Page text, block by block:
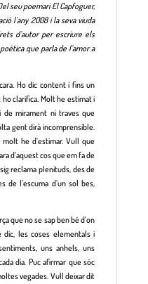
seu poemari El Capfoguer,
l’any 2008 i la seva viuda
d’autor per escriure els
que parla de l’amor a
Ho dic content i fins un
clarifica. Molt he estimat i
mirament ni traves que
gent dirà incomprensible.
he d’estimar. Vull que
d’aquest cos que em fa de
reclama plenituds, des de
de l’escuma d’un sol bes,
que no se sap ben bé d’on
dic, les coses elementals i
uns anhels, uns
dia. Puc afirmar que sóc
vegades. Vull deixar dit